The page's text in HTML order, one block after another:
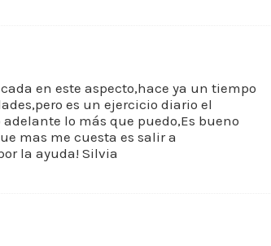
en este aspecto,hace ya un tiempo
es un ejercicio diario el
lo más que puedo,Es bueno
mas me cuesta es salir a
la ayuda! Silvia